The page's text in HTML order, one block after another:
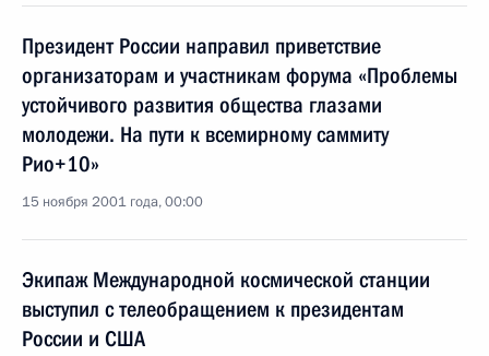
Президент России направил приветствие
организаторам и участникам форума «Проблемы
устойчивого развития общества глазами
молодежи. На пути к всемирному саммиту
Рио+10»
15 ноября 2001 года, 00:00
Экипаж Международной космической станции
выступил с телеобращением к президентам
России и США